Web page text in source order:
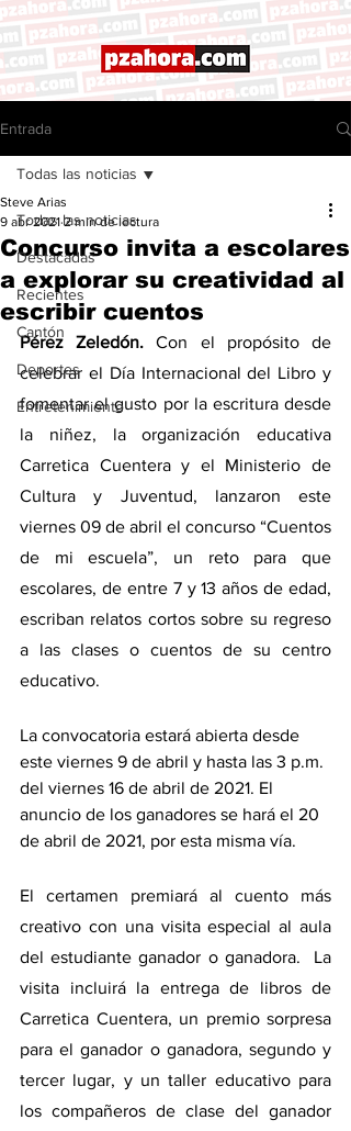
Entrada
Todas las noticias
Destacadas
Recientes
Cantón
Deportes
Entretenimiento
Todas las noticias
Concurso invita a escolares
a explorar su creatividad al
escribir cuentos
Steve Arias
9 abr 2021 2 min de lectura
Pérez Zeledón. Con el propósito de
celebrar el Día Internacional del Libro y
fomentar el gusto por la escritura desde
la niñez, la organización educativa
Carretica Cuentera y el Ministerio de
Cultura y Juventud, lanzaron este
viernes 09 de abril el concurso “Cuentos
de mi escuela”, un reto para que
escolares, de entre 7 y 13 años de edad,
escriban relatos cortos sobre su regreso
a las clases o cuentos de su centro
educativo.
La convocatoria estará abierta desde
este viernes 9 de abril y hasta las 3 p.m.
del viernes 16 de abril de 2021. El
anuncio de los ganadores se hará el 20
de abril de 2021, por esta misma vía.
El certamen premiará al cuento más
creativo con una visita especial al aula
del estudiante ganador o ganadora.  La
visita incluirá la entrega de libros de
Carretica Cuentera, un premio sorpresa
para el ganador o ganadora, segundo y
tercer lugar, y un taller educativo para
los compañeros de clase del ganador